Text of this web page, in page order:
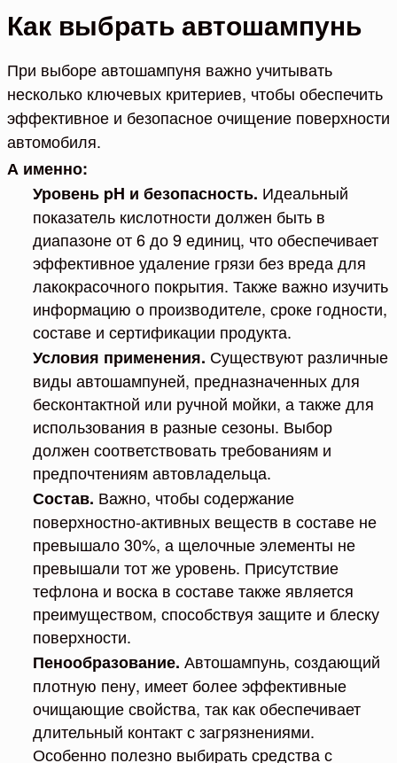
Как выбрать автошампунь
При выборе автошампуня важно учитывать
несколько ключевых критериев, чтобы обеспечить
эффективное и безопасное очищение поверхности
автомобиля.
А именно:
Уровень pH и безопасность. Идеальный
показатель кислотности должен быть в
диапазоне от 6 до 9 единиц, что обеспечивает
эффективное удаление грязи без вреда для
лакокрасочного покрытия. Также важно изучить
информацию о производителе, сроке годности,
составе и сертификации продукта.
Условия применения. Существуют различные
виды автошампуней, предназначенных для
бесконтактной или ручной мойки, а также для
использования в разные сезоны. Выбор
должен соответствовать требованиям и
предпочтениям автовладельца.
Состав. Важно, чтобы содержание
поверхностно-активных веществ в составе не
превышало 30%, а щелочные элементы не
превышали тот же уровень. Присутствие
тефлона и воска в составе также является
преимуществом, способствуя защите и блеску
поверхности.
Пенообразование. Автошампунь, создающий
плотную пену, имеет более эффективные
очищающие свойства, так как обеспечивает
длительный контакт с загрязнениями.
Особенно полезно выбирать средства с